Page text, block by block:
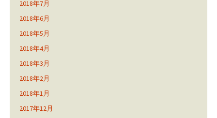
2018年7月
2018年6月
2018年5月
2018年4月
2018年3月
2018年2月
2018年1月
2017年12月